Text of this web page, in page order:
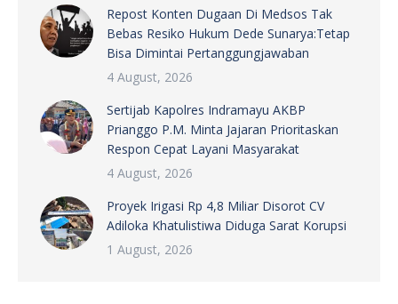
Repost Konten Dugaan Di Medsos Tak
Bebas Resiko Hukum Dede Sunarya:Tetap
Bisa Dimintai Pertanggungjawaban
4 August, 2026
Sertijab Kapolres Indramayu AKBP
Prianggo P.M. Minta Jajaran Prioritaskan
Respon Cepat Layani Masyarakat
4 August, 2026
Proyek Irigasi Rp 4,8 Miliar Disorot CV
Adiloka Khatulistiwa Diduga Sarat Korupsi
1 August, 2026